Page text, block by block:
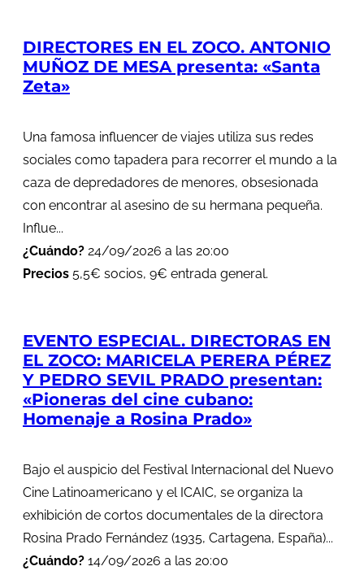
DIRECTORES EN EL ZOCO. ANTONIO
MUÑOZ DE MESA presenta: «Santa
Zeta»
Una famosa influencer de viajes utiliza sus redes
sociales como tapadera para recorrer el mundo a la
caza de depredadores de menores, obsesionada
con encontrar al asesino de su hermana pequeña.
Influe...
¿Cuándo? 24/09/2026 a las 20:00
Precios 5,5€ socios, 9€ entrada general.
EVENTO ESPECIAL. DIRECTORAS EN
EL ZOCO: MARICELA PERERA PÉREZ
Y PEDRO SEVIL PRADO presentan:
«Pioneras del cine cubano:
Homenaje a Rosina Prado»
Bajo el auspicio del Festival Internacional del Nuevo
Cine Latinoamericano y el ICAIC, se organiza la
exhibición de cortos documentales de la directora
Rosina Prado Fernández (1935, Cartagena, España)...
¿Cuándo? 14/09/2026 a las 20:00